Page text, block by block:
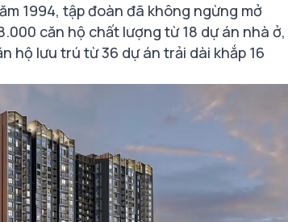
1994, tập đoàn đã không ngừng mở
căn hộ chất lượng từ 18 dự án nhà ở,
hộ lưu trú từ 36 dự án trải dài khắp 16